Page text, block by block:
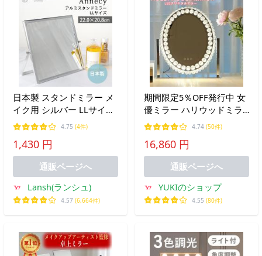
日本製 スタンドミラー メ
イク用 シルバー LLサイズ
鏡 化粧鏡 卓上ミラー アル
ミニウム 洗面 シンプル お
しゃれ 定番 パラデック ア
ネシー
4.75 (4件)
1,430 円
通販ページへ
Lansh(ランシュ)
4.57 (6,664件)
期間限定5％OFF発行中 女
優ミラー ハリウッドミラ
ー クリスタル ライト付き
卓上ミラー ダイヤモンド
ミラー 鏡 ライト付き 化粧
鏡 タッチスイッチ 女優鏡
4.74 (50件)
16,860 円
通販ページへ
YUKIのショップ
4.55 (80件)